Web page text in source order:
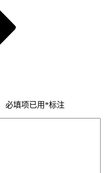
必填项已用 *标注